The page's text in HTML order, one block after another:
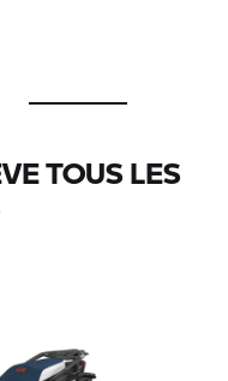
TOUS LES